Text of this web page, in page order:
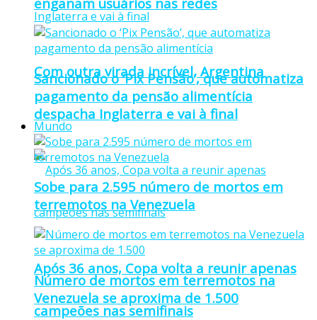
Com outra virada incrível, Argentina
despacha Inglaterra e vai à final
Após 36 anos, Copa volta a reunir apenas
campeões nas semifinais
Sancionado o ‘Pix Pensão’, que automatiza
pagamento da pensão alimentícia
Mundo
Sobe para 2.595 número de mortos em
terremotos na Venezuela
Número de mortos em terremotos na
Venezuela se aproxima de 1.500